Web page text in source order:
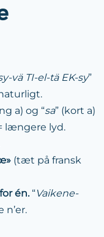
vä TI-el-tä EK-sy”
a) og “sa” (kort a)
længere lyd.
(tæt på fransk
én.“Vaikene-
n’er.